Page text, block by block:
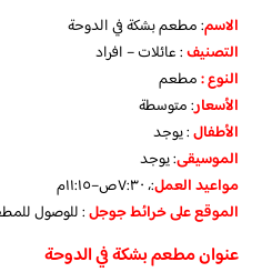
الاسم: مطعم بشكة في الدوحة
التصنيف: عائلات – افراد
النوع :مطعم
الأسعار:متوسطة
الأطفال:يوجد
الموسيقى:يوجد
مواعيد العمل:، ٧:٣٠ص–١١:١٥م
الموقع على خرائط جوجل: للوصول
عنوان مطعم بشكة في الدوحة